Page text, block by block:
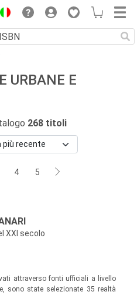
URBANE E
268 titoli
4 5
XXI secolo
attraverso fonti ufficiali a livello
sono state selezionate 35 realtà